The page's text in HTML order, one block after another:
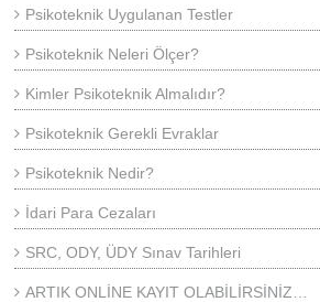
Psikoteknik Uygulanan Testler
Psikoteknik Neleri Ölçer?
Kimler Psikoteknik Almalıdır?
Psikoteknik Gerekli Evraklar
Psikoteknik Nedir?
İdari Para Cezaları
SRC, ODY, ÜDY Sınav Tarihleri
ARTIK ONLİNE KAYIT OLABİLİRSİNİZ…